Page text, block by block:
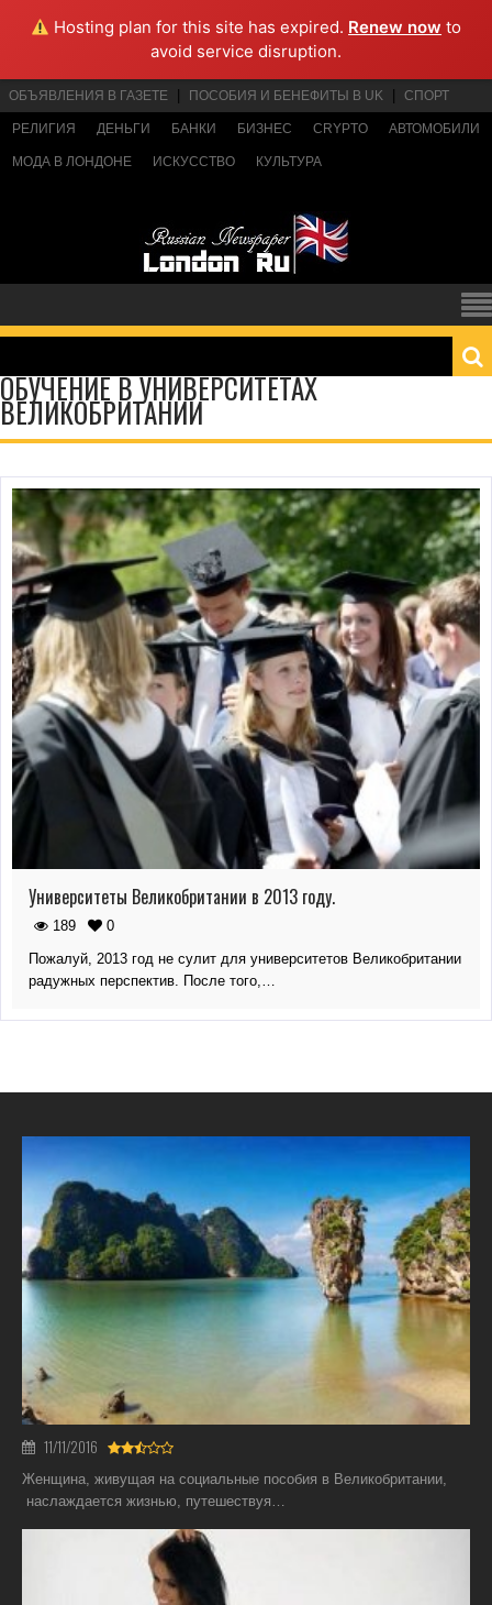
Hosting plan for this site has expired. Renew now to
avoid service disruption.
ОБЪЯВЛЕНИЯ В ГАЗЕТЕ ПОСОБИЯ И БЕНЕФИТЫ В UK СПОРТ
РЕЛИГИЯ ДЕНЬГИ БАНКИ БИЗНЕС CRYPTO АВТОМОБИЛИ
МОДА В ЛОНДОНЕ ИСКУССТВО КУЛЬТУРА
ОБУЧЕНИЕ В УНИВЕРСИТЕТАХ
ВЕЛИКОБРИТАНИИ
Университеты Великобритании в 2013 году.
189
0
Пожалуй, 2013 год не сулит для университетов Великобритании
радужных перспектив. После того,…
11/11/2016
Женщина, живущая на социальные пособия в Великобритании,
наслаждается жизнью, путешествуя…